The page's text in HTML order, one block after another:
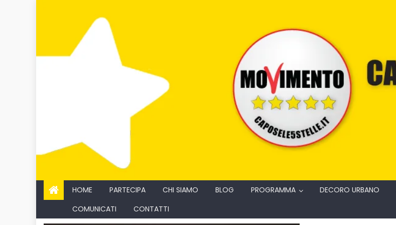
HOME PARTECIPA CHI SIAMO BLOG PROGRAMMA DECORO URBANO
COMUNICATI
CONTATTI